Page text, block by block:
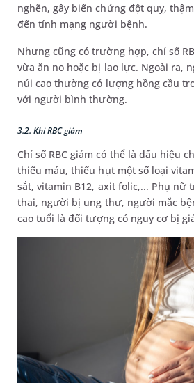
nghẽn, gây biến chứng đột quỵ,
đến tính mạng người bệnh.
Nhưng cũng có trường hợp, chỉ số
vừa ăn no hoặc bị lao lực. Ngoài ra,
núi cao thường có lượng hồng cầu
với người bình thường.
3.2. Khi RBC giảm
Chỉ số RBC giảm có thể là dấu hiệu
thiếu máu, thiếu hụt một số loại
sắt, vitamin B12, axit folic,... Phụ nữ
thai, người bị ung thư, người mắc
cao tuổi là đối tượng có nguy cơ bị